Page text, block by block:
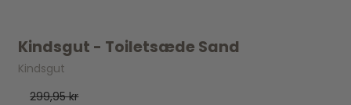
Kindsgut - Toiletsæde Sand
Kindsgut
299,95 kr